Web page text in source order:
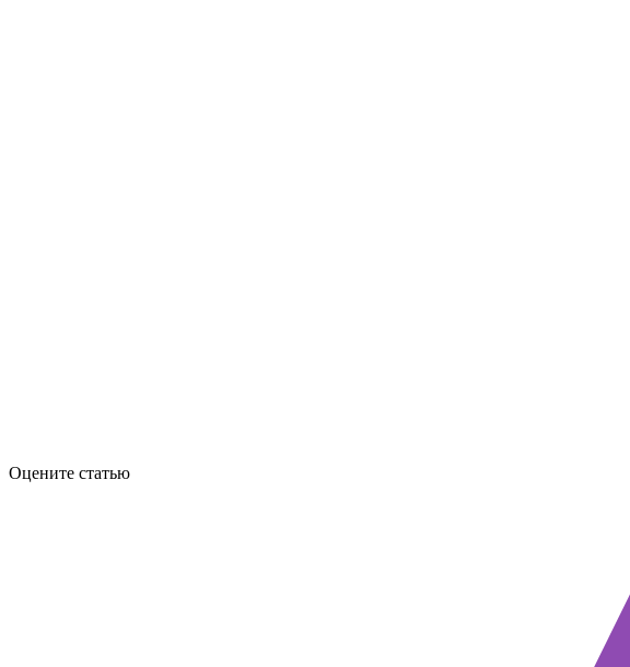
Оцените статью